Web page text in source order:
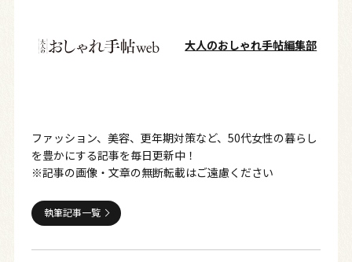
大人のおしゃれ手帖編集部
ファッション、美容、更年期対策など、50代女性の暮らし
を豊かにする記事を毎日更新中！
※記事の画像・文章の無断転載はご遠慮ください
執筆記事一覧